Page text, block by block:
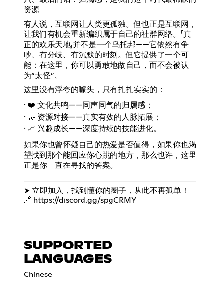
资源
有人说，互联网让人类更孤独。但也正是互联网，
让我们有机会重新编织属于自己的社群网络。「真
正的欢乐天地」并不是一个乌托邦——它依然有争
吵、有分歧、有沉默的时刻。但它提供了一个可
能：在这里，你可以勇敢地做自己，而不会被认
为“太怪”。
这里没有浮夸的噱头，只有扎扎实实的：
· ❤️ 文化共鸣——同声同气的归属感；
· 🤝 资源对接——真实有效的人脉拓展；
· 📈 兴趣成长——深度持续的技能进化。
如果你也曾怀疑自己的热爱是否值得，如果你也渴
望找到那个能回应你心跳的地方，那么也许，这里
正是你一直在寻找的答案。
➤ 立即加入，找到懂你的圈子，从此不再孤单！
🔗 https://discord.gg/spgCRMY
SUPPORTED
LANGUAGES
Chinese